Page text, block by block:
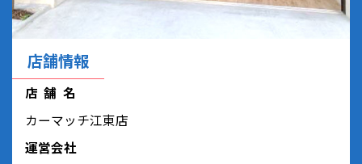
店舗情報
店舗名
カーマッチ江東店
運営会社